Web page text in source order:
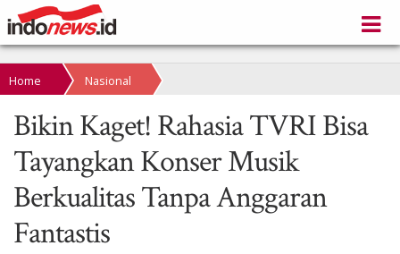
Home Nasional
Bikin Kaget! Rahasia TVRI Bisa
Tayangkan Konser Musik
Berkualitas Tanpa Anggaran
Fantastis